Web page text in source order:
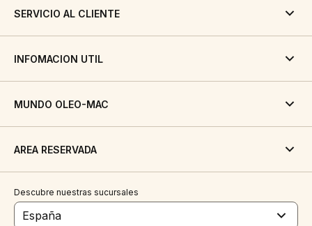
SERVICIO AL CLIENTE
INFOMACION UTIL
MUNDO OLEO-MAC
AREA RESERVADA
Descubre nuestras sucursales
España